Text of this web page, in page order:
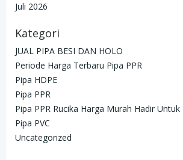
Juli 2026
Kategori
JUAL PIPA BESI DAN HOLO
Periode Harga Terbaru Pipa PPR
Pipa HDPE
Pipa PPR
Pipa PPR Rucika Harga Murah Hadir Untuk
Pipa PVC
Uncategorized